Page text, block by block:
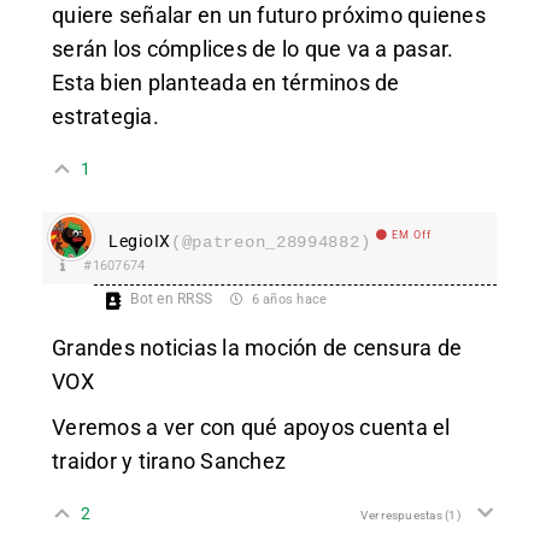
quiere señalar en un futuro próximo quienes
serán los cómplices de lo que va a pasar.
Esta bien planteada en términos de
estrategia.
1
LegioIX (@patreon_28994882) EM Off
#1607674
Bot en RRSS 6 años hace
Grandes noticias la moción de censura de
VOX
Veremos a ver con qué apoyos cuenta el
traidor y tirano Sanchez
2 Ver respuestas(1)